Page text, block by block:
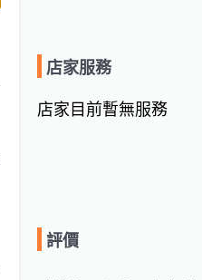
店家服務
店家目前暫無服務
評價